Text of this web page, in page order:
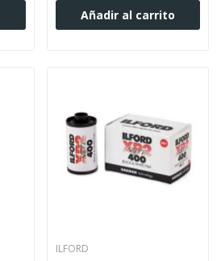
Añadir al carrito
ILFORD